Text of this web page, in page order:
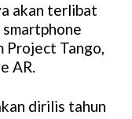
akan terlibat
Project Tango,
AR.
dirilis tahun